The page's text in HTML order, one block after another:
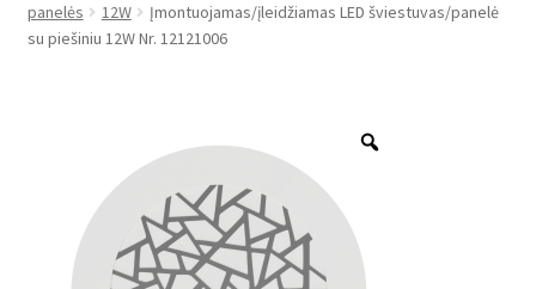
Checkout
Mūsų partneriai
Pirkimo-pardavimo taisyklės
panelės
12W
Įmontuojamas/įleidžiamas LED šviestuvas/panelė
su piešiniu 12W Nr. 12121006